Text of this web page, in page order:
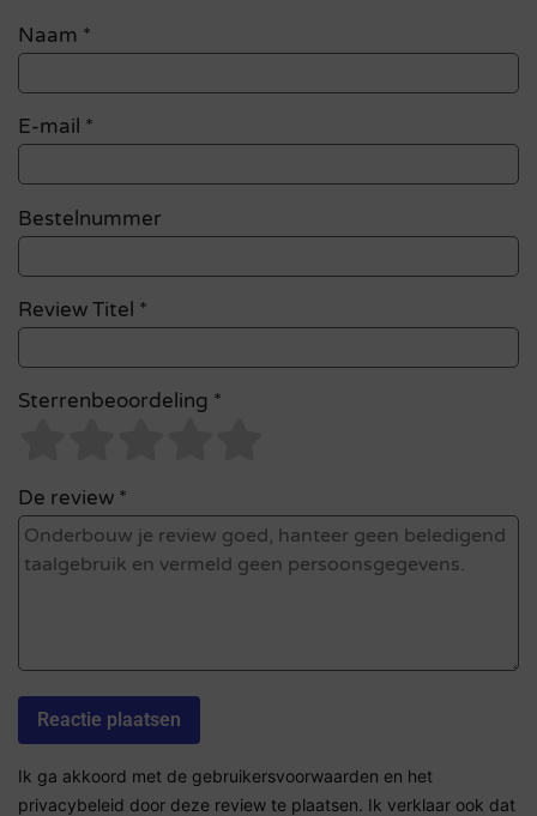
Naam *
E-mail *
Bestelnummer
Review Titel *
Sterrenbeoordeling *
De review *
Ik ga akkoord met de gebruikersvoorwaarden en het
privacybeleid door deze review te plaatsen. Ik verklaar ook dat